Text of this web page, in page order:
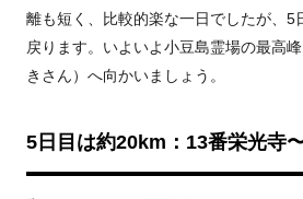
離も短く、比較的楽な一日でしたが、5
戻ります。いよいよ小豆島霊場の最高
きさん）へ向かいましょう。
5日目は約20km：13番栄光寺